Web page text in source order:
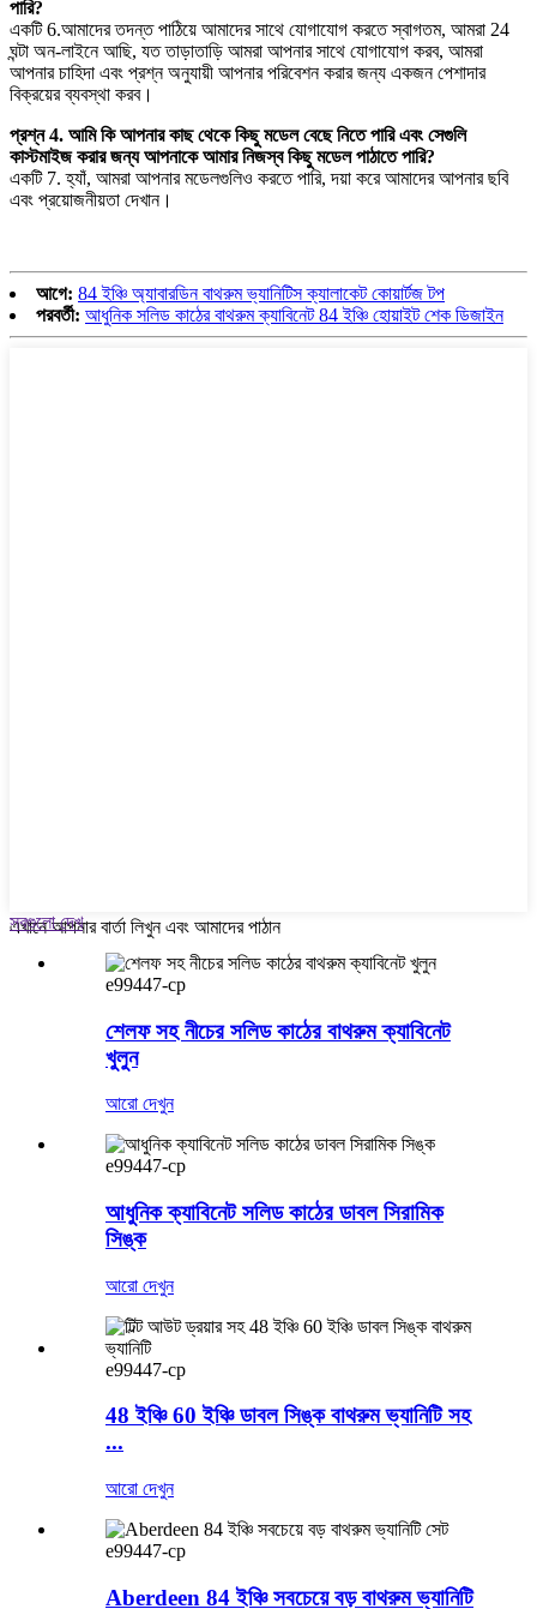
পারি?
একটি 6.আমাদের তদন্ত পাঠিয়ে আমাদের সাথে যোগাযোগ করতে স্বাগতম, আমরা 24
ঘন্টা অন-লাইনে আছি, যত তাড়াতাড়ি আমরা আপনার সাথে যোগাযোগ করব, আমরা
আপনার চাহিদা এবং প্রশ্ন অনুযায়ী আপনার পরিবেশন করার জন্য একজন পেশাদার
বিক্রয়ের ব্যবস্থা করব।
প্রশ্ন 4. আমি কি আপনার কাছ থেকে কিছু মডেল বেছে নিতে পারি এবং সেগুলি
কাস্টমাইজ করার জন্য আপনাকে আমার নিজস্ব কিছু মডেল পাঠাতে পারি?
একটি 7. হ্যাঁ, আমরা আপনার মডেলগুলিও করতে পারি, দয়া করে আমাদের আপনার ছবি
এবং প্রয়োজনীয়তা দেখান।
আগে: 84 ইঞ্চি অ্যাবারডিন বাথরুম ভ্যানিটিস ক্যালাকেট কোয়ার্টজ টপ
পরবর্তী: আধুনিক সলিড কাঠের বাথরুম ক্যাবিনেট 84 ইঞ্চি হোয়াইট শেক ডিজাইন
এখানে আপনার বার্তা লিখুন এবং আমাদের পাঠান
সবগুলো দেখ
e99447-cp
শেলফ সহ নীচের সলিড কাঠের বাথরুম ক্যাবিনেট
খুলুন
আরো দেখুন
e99447-cp
আধুনিক ক্যাবিনেট সলিড কাঠের ডাবল সিরামিক
সিঙ্ক
আরো দেখুন
e99447-cp
48 ইঞ্চি 60 ইঞ্চি ডাবল সিঙ্ক বাথরুম ভ্যানিটি সহ
...
আরো দেখুন
e99447-cp
Aberdeen 84 ইঞ্চি সবচেয়ে বড় বাথরুম ভ্যানিটি